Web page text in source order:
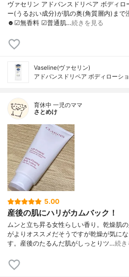
ヴァセリン アドバンスドリペア ボディロ
ー(うるおい成分)が肌の奥(角質層内)まで
☻☑︎無香料 ☑︎普通肌…続きを見る
Vaseline(ヴァセリン)
アドバンスドリペア ボディローシ
育休中 一児のママ
さとめけ
5.00
産後の肌にハリがカムバック！
ムンと立ち昇る女性らしい香り。乾燥肌
がよりオススメだそうですが乾燥が気に
す。産後のたるんだ肌がしっとりツ…続き